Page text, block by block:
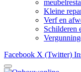
Kleine
Verf en
Schilderen
Facebook X (Twitter)